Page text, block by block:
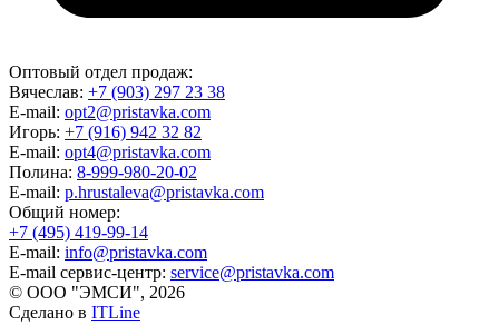
Оптовый отдел продаж:
Вячеслав: +7 (903) 297 23 38
E-mail: opt2@pristavka.com
Игорь: +7 (916) 942 32 82
E-mail: opt4@pristavka.com
Полина: 8-999-980-20-02
E-mail: p.hrustaleva@pristavka.com
Общий номер:
+7 (495) 419-99-14
E-mail: info@pristavka.com
E-mail сервис-центр: service@pristavka.com
© ООО "ЭМСИ", 2026
Сделано в ITLine